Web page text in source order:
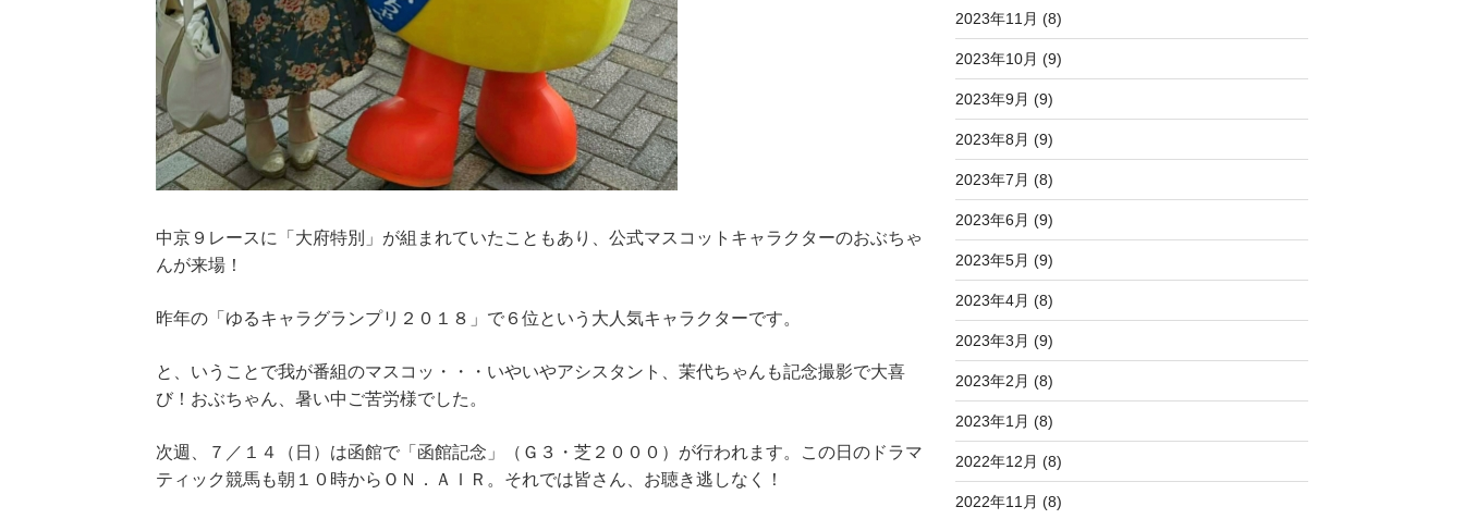
中京９レースに「大府特別」が組まれていたこともあり、公式マスコットキャラクターのおぶちゃ
んが来場！
昨年の「ゆるキャラグランプリ２０１８」で６位という大人気キャラクターです。
と、いうことで我が番組のマスコッ・・・いやいやアシスタント、茉代ちゃんも記念撮影で大喜
び！おぶちゃん、暑い中ご苦労様でした。
次週、７／１４（日）は函館で「函館記念」（Ｇ３・芝２０００）が行われます。この日のドラマ
ティック競馬も朝１０時からＯＮ．ＡＩＲ。それでは皆さん、お聴き逃しなく！
2023年11月 (8)
2023年10月 (9)
2023年9月 (9)
2023年8月 (9)
2023年7月 (8)
2023年6月 (9)
2023年5月 (9)
2023年4月 (8)
2023年3月 (9)
2023年2月 (8)
2023年1月 (8)
2022年12月 (8)
2022年11月 (8)